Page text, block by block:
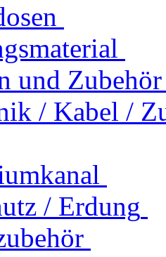
und Zubehör
/ Kabel /
/ Erdung